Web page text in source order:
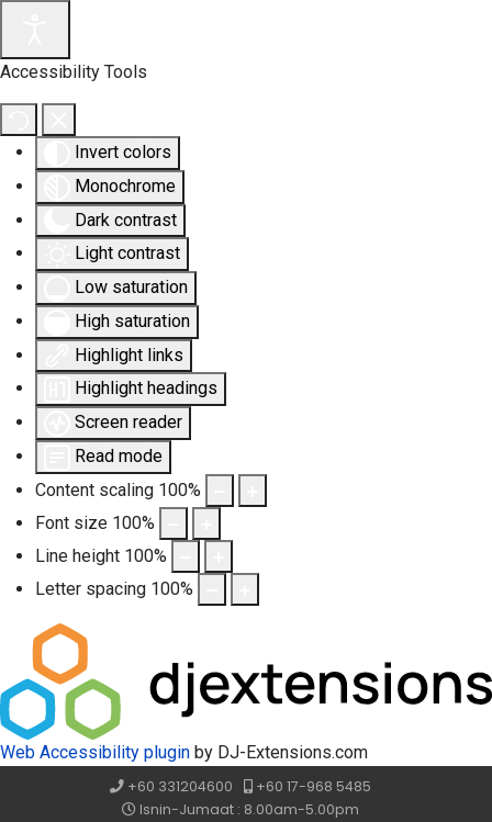
Accessibility Tools
Invert colors
Monochrome
Dark contrast
Light contrast
Low saturation
High saturation
Highlight links
Highlight headings
Screen reader
Read mode
Content scaling 100%
Font size 100%
Line height 100%
Letter spacing 100%
Web Accessibility plugin by DJ-Extensions.com
+60 331204600
+60 17-968 5485
Isnin-Jumaat : 8.00am-5.00pm